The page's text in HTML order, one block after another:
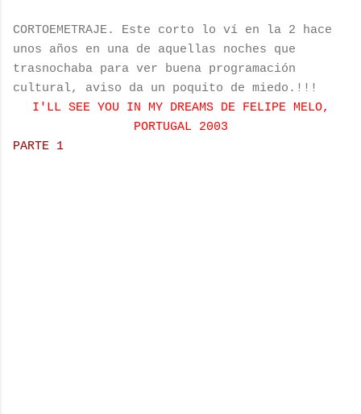
CORTOEMETRAJE. Este corto lo ví en la 2 hace
unos años en una de aquellas noches que
trasnochaba para ver buena programación
cultural, aviso da un poquito de miedo.!!!
I'LL SEE YOU IN MY DREAMS DE FELIPE MELO,
PORTUGAL 2003
PARTE 1